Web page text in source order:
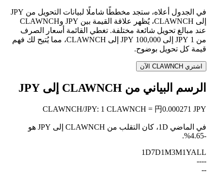
في الجدول أعلاه، ستجد مخططًا شاملًا لبيانات التحويل من JPY
إلى CLAWNCH، يُظهر علاقة القيمة بين JPY وCLAWNCH
عند مبالغ تحويل شائعة مختلفة. تغطي القائمة أسعار الصرف
من 1 JPY إلى 100,000 JPY إلى CLAWNCH، مما يُتيح لك فهم
قيمة كل تحويل بوضوح.
اشتري CLAWNCH الآن
الرسم البياني من CLAWNCH إلى JPY
CLAWNCH/JPY: 1 CLAWNCH = 円0.000271 JPY
في الماضي 1D، كان التقلب من CLAWNCH إلى JPY هو
-4.65%
.
1D7D1M3M1YALL
--
--
--